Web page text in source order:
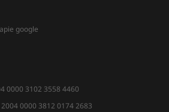
google
0000 3102 3558 4460
2004 0000 3812 0174 2683